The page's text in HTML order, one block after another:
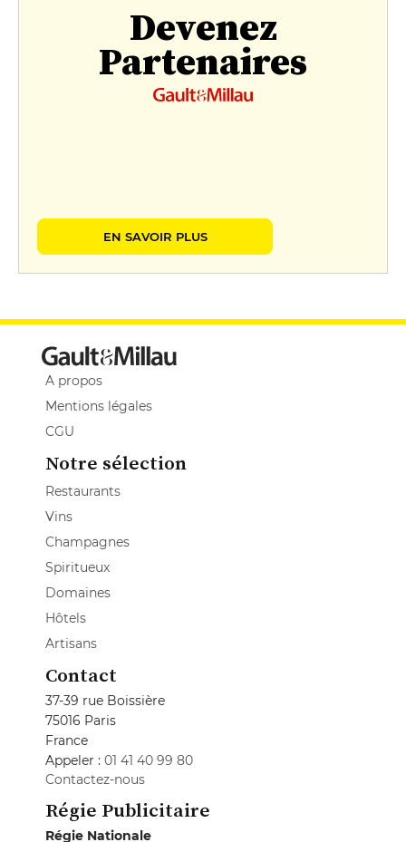
Devenez
Partenaires
EN SAVOIR PLUS
A propos
Mentions légales
CGU
Notre sélection
Restaurants
Vins
Champagnes
Spiritueux
Domaines
Hôtels
Artisans
Contact
37-39 rue Boissière
75016 Paris
France
Appeler : 01 41 40 99 80
Contactez-nous
Régie Publicitaire
Régie Nationale